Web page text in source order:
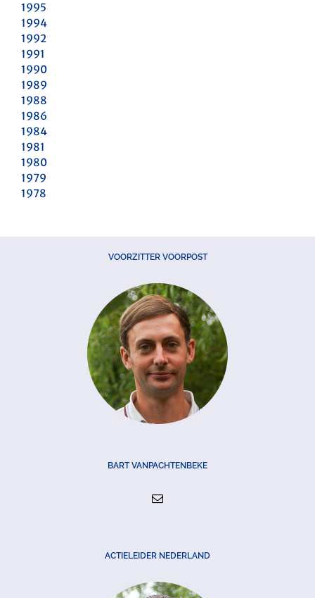
1995
1994
1992
1991
1990
1989
1988
1986
1984
1981
1980
1979
1978
VOORZITTER VOORPOST
BART VANPACHTENBEKE
ACTIELEIDER NEDERLAND